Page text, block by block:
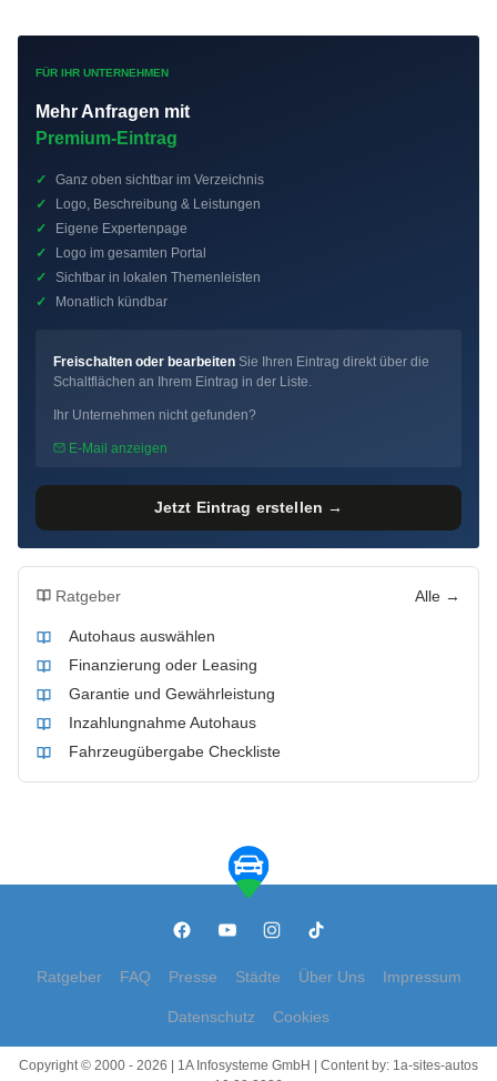
FÜR IHR UNTERNEHMEN
Mehr Anfragen mit
Premium-Eintrag
✓
Ganz oben sichtbar im Verzeichnis
✓
Logo, Beschreibung & Leistungen
✓
Eigene Expertenpage
✓
Logo im gesamten Portal
✓
Sichtbar in lokalen Themenleisten
✓
Monatlich kündbar
Freischalten oder bearbeiten Sie Ihren Eintrag direkt über die
Schaltflächen an Ihrem Eintrag in der Liste.
Ihr Unternehmen nicht gefunden?
E-Mail anzeigen
Jetzt Eintrag erstellen →
Ratgeber Alle →
Autohaus auswählen
Finanzierung oder Leasing
Garantie und Gewährleistung
Inzahlungnahme Autohaus
Fahrzeugübergabe Checkliste
Ratgeber FAQ Presse Städte Über Uns Impressum
Datenschutz Cookies
Copyright © 2000 - 2026 | 1A Infosysteme GmbH | Content by: 1a-sites-autos